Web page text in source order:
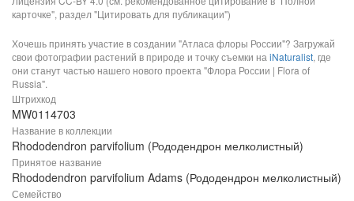
карточке", раздел "Цитировать для публикации")
Хочешь принять участие в создании "Атласа флоры России"? Загружай
свои фотографии растений в природе и точку съемки наiNaturalist, где
они станут частью нашего нового проекта "Флора России | Flora of
Russia".
Штрихкод
MW0114703
Название в коллекции
Rhododendron parvifolium (Рододендрон мелколистный)
Принятое название
Rhododendron parvifolium Adams (Рододендрон мелколистный)
Семейство